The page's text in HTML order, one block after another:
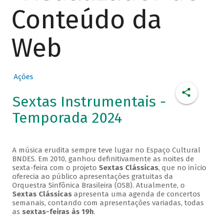
Conteúdo da
Web
Ações
Sextas Instrumentais -
Temporada 2024
A música erudita sempre teve lugar no Espaço Cultural
BNDES. Em 2010, ganhou definitivamente as noites de
sexta-feira com o projeto Sextas Clássicas, que no início
oferecia ao público apresentações gratuitas da
Orquestra Sinfônica Brasileira (OSB). Atualmente, o
Sextas Clássicasapresenta uma agenda de concertos
semanais, contando com apresentações variadas, todas
as sextas-feiras às 19h.